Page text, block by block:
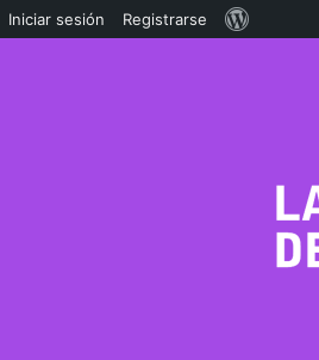
Iniciar sesión Registrarse